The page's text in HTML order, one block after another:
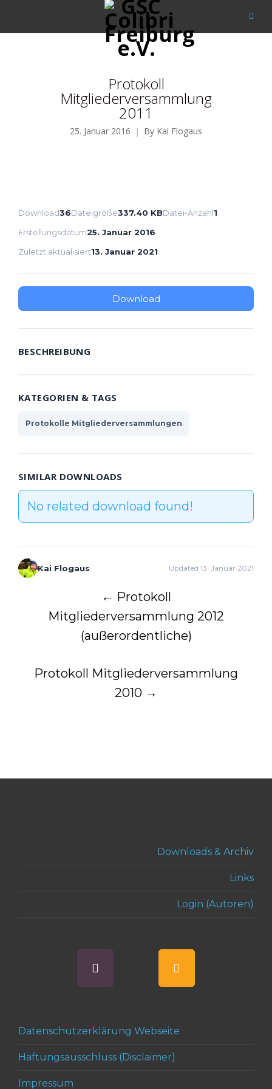
Protokoll
Mitgliederversammlung
2011
25. Januar 2016 By Kai Flogaus
Download36Dateigröße337.40 KBDatei-Anzahl1
Erstellungsdatum25. Januar 2016
Zuletzt aktualisiert13. Januar 2021
Download
BESCHREIBUNG
KATEGORIEN & TAGS
Protokolle Mitgliederversammlungen
SIMILAR DOWNLOADS
No related download found!
Kai Flogaus Updated 13. Januar 2021
navigation
← Protokoll
Mitgliederversammlung 2012
(außerordentliche)
Protokoll Mitgliederversammlung
2010 →
Downloads & Archiv
Links
Login (Autoren)
Datenschutzerklärung Webseite
Haftungsausschluss (Disclaimer)
Impressum